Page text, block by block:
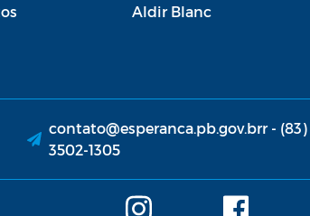
Aldir Blanc
contato@esperanca.pb.gov.brr - (83)
3502-1305